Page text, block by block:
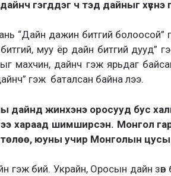
гэгддэг ч тэд дайныг хүснэ
“Дайн дажин битгий болоосой”
битгий, муу ёр дайн битгий
махчин, дайнч гэж ярьдаг
гэж баталсан байна лээ.
дайнд жинхэнэ оросууд бус
хараад шимширсэн. Монгол
юуны учир Монголын
гэж бий. Украйн, Оросын дайн